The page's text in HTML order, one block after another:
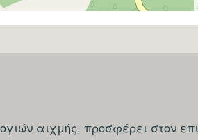
αιχμής, προσφέρει στον